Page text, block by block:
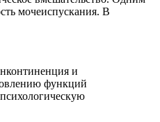
мочеиспускания. В
и
функций